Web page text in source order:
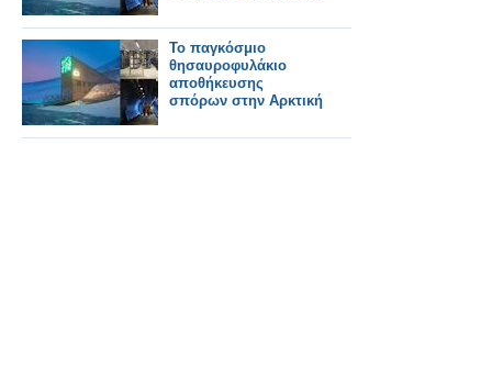
Το παγκόσμιο
θησαυροφυλάκιο
αποθήκευσης
σπόρων στην Αρκτική